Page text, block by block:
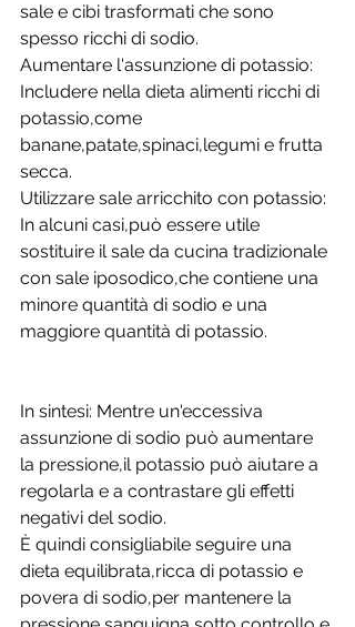
sale e cibi trasformati che sono
spesso ricchi di sodio.
Aumentare l'assunzione di potassio:
Includere nella dieta alimenti ricchi di
potassio,come
banane,patate,spinaci,legumi e frutta
secca.
Utilizzare sale arricchito con potassio:
In alcuni casi,può essere utile
sostituire il sale da cucina tradizionale
con sale iposodico,che contiene una
minore quantità di sodio e una
maggiore quantità di potassio.
In sintesi: Mentre un'eccessiva
assunzione di sodio può aumentare
la pressione,il potassio può aiutare a
regolarla e a contrastare gli effetti
negativi del sodio.
È quindi consigliabile seguire una
dieta equilibrata,ricca di potassio e
povera di sodio,per mantenere la